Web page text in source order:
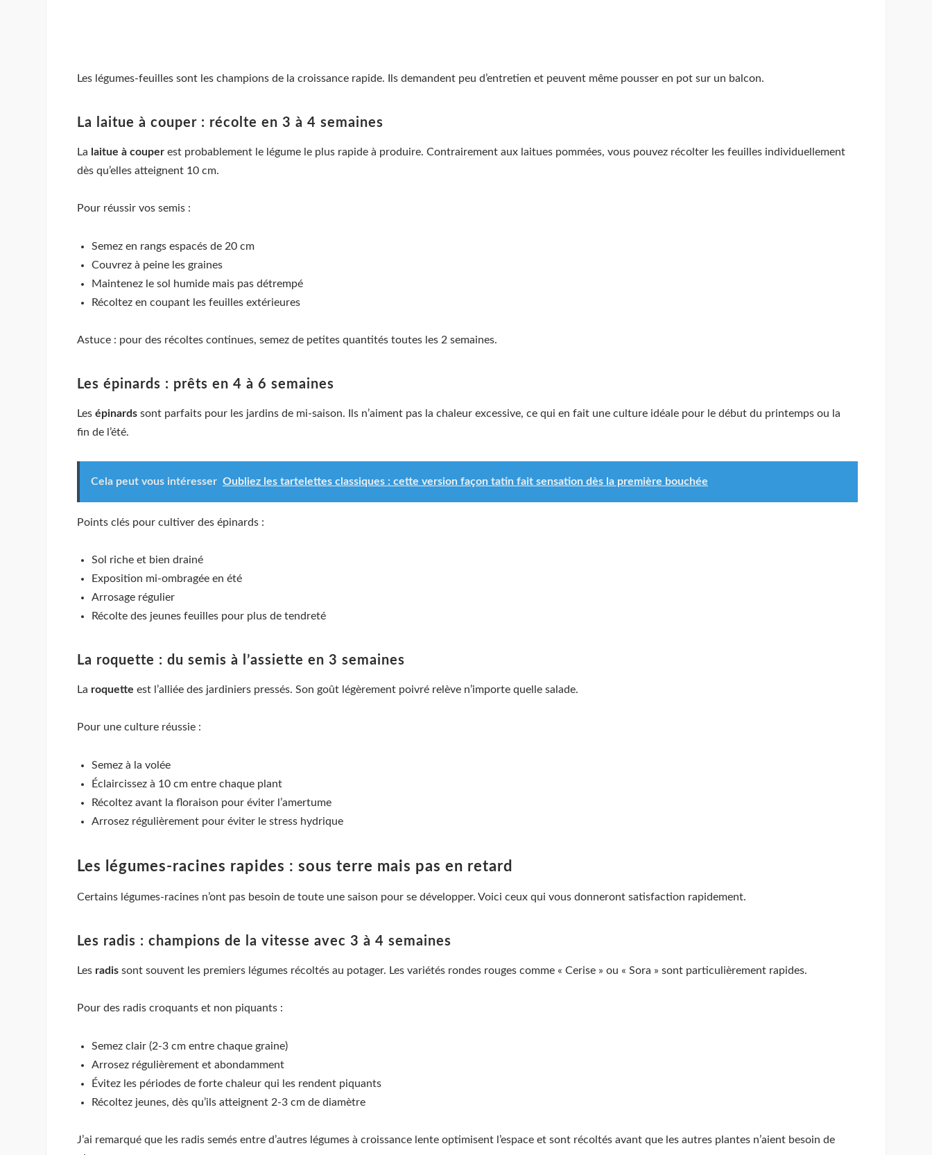
Les légumes-feuilles sont les champions de la croissance rapide. Ils demandent peu d’entretien et peuvent même pousser en pot sur un balcon.
La laitue à couper : récolte en 3 à 4 semaines
La laitue à couper est probablement le légume le plus rapide à produire. Contrairement aux laitues pommées, vous pouvez récolter les feuilles individuellement
dès qu’elles atteignent 10 cm.
Pour réussir vos semis :
Semez en rangs espacés de 20 cm
Couvrez à peine les graines
Maintenez le sol humide mais pas détrempé
Récoltez en coupant les feuilles extérieures
Astuce : pour des récoltes continues, semez de petites quantités toutes les 2 semaines.
Les épinards : prêts en 4 à 6 semaines
Les épinards sont parfaits pour les jardins de mi-saison. Ils n’aiment pas la chaleur excessive, ce qui en fait une culture idéale pour le début du printemps ou la
fin de l’été.
Cela peut vous intéresser Oubliez les tartelettes classiques : cette version façon tatin fait sensation dès la première bouchée
Points clés pour cultiver des épinards :
Sol riche et bien drainé
Exposition mi-ombragée en été
Arrosage régulier
Récolte des jeunes feuilles pour plus de tendreté
La roquette : du semis à l’assiette en 3 semaines
La roquette est l’alliée des jardiniers pressés. Son goût légèrement poivré relève n’importe quelle salade.
Pour une culture réussie :
Semez à la volée
Éclaircissez à 10 cm entre chaque plant
Récoltez avant la floraison pour éviter l’amertume
Arrosez régulièrement pour éviter le stress hydrique
Les légumes-racines rapides : sous terre mais pas en retard
Certains légumes-racines n’ont pas besoin de toute une saison pour se développer. Voici ceux qui vous donneront satisfaction rapidement.
Les radis : champions de la vitesse avec 3 à 4 semaines
Les radis sont souvent les premiers légumes récoltés au potager. Les variétés rondes rouges comme « Cerise » ou « Sora » sont particulièrement rapides.
Pour des radis croquants et non piquants :
Semez clair (2-3 cm entre chaque graine)
Arrosez régulièrement et abondamment
Évitez les périodes de forte chaleur qui les rendent piquants
Récoltez jeunes, dès qu’ils atteignent 2-3 cm de diamètre
J’ai remarqué que les radis semés entre d’autres légumes à croissance lente optimisent l’espace et sont récoltés avant que les autres plantes n’aient besoin de